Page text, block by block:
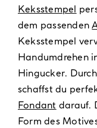
Keksstempel
dem passenden
Keksstempel
Handumdrehen
Hingucker.
schaffst du
Fondant darauf.
Form des